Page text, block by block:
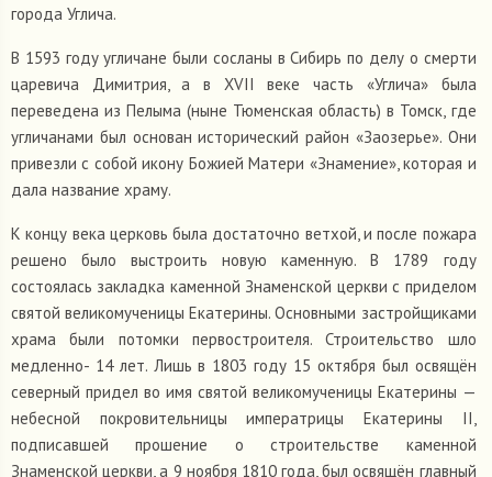
города Углича.
В 1593 году угличане были сосланы в Сибирь по делу о смерти
царевича Димитрия, а в XVII веке часть «Углича» была
переведена из Пелыма (ныне Тюменская область) в Томск, где
угличанами был основан исторический район «Заозерье». Они
привезли с собой икону Божией Матери «Знамение», которая и
дала название храму.
К концу века церковь была достаточно ветхой, и после пожара
решено было выстроить новую каменную. В 1789 году
состоялась закладка каменной Знаменской церкви с приделом
святой великомученицы Екатерины. Основными застройщиками
храма были потомки первостроителя. Строительство шло
медленно- 14 лет. Лишь в 1803 году 15 октября был освящён
северный придел во имя святой великомученицы Екатерины —
небесной покровительницы императрицы Екатерины II,
подписавшей прошение о строительстве каменной
Знаменской церкви, а 9 ноября 1810 года, был освящён главный